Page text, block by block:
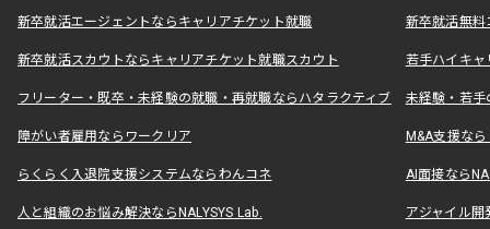
新卒就活エージェントならキャリアチケット就職 新卒就活無料
新卒就活スカウトならキャリアチケット就職スカウト 若手ハイキ
フリーター・既卒・未経験の就職・再就職ならハタラクティブ 未経験・若手
障がい者雇用ならワークリア M&A支援な
らくらく入退院支援システムならわんコネ AI面接なら
人と組織のお悩み解決ならNALYSYS Lab. アジャイル